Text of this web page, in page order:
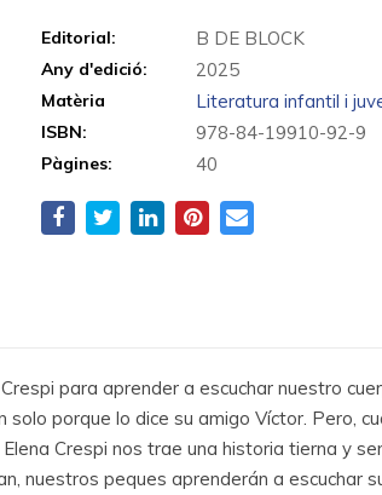
Editorial: B DE BLOCK
Any d'edició: 2025
Matèria Literatura infantil i
ISBN: 978-84-19910-92-9
Pàgines: 40
para aprender a escuchar nuestro
solo porque lo dice su amigo Víctor. Pero,
Crespi nos trae una historia tierna y
nuestros peques aprenderán a escuchar